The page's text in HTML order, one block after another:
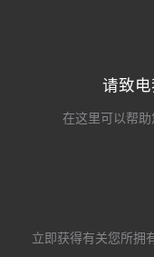
请致
在这里可以帮助
立即获得有关您所拥